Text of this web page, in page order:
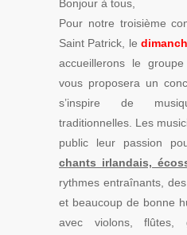
Bonjour à tous,
Pour notre troisième
Saint Patrick, le
accueillerons le groupe
vous proposera un
s’inspire de
traditionnelles. Les
public leur passion
chants irlandais,
rythmes entraînants,
et beaucoup de bonne
avec violons, flûtes,